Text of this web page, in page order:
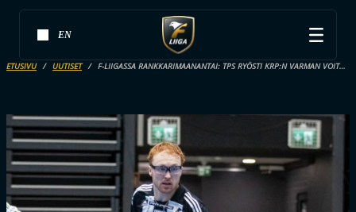
EN
ETUSIVU UUTISET F-LIIGASSA RANKKARIMAANANTAI: TPS RYÖSTI KRP:N VARMAN VOITON, JYMYLLE ELINTÄRKEÄT PISTEET